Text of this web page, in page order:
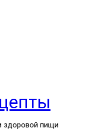
здоровой пищи